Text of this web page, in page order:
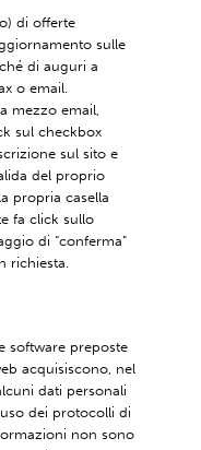
di offerte
sulle
di auguri a
o email.
mezzo email,
sul checkbox
sul sito e
del proprio
propria casella
fa click sullo
di “conferma”
richiesta.
software preposte
acquisiscono, nel
dati personali
dei protocolli di
non sono